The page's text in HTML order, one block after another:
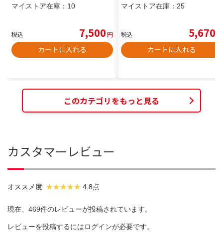
マイストア在庫： 10
税込 7,500円
カートに入れる
マイストア在庫： 25
税込 5,670
カートに入れる
このカテゴリをもっと見る
カスタマーレビュー
オススメ度 4.8点
現在、469件のレビューが投稿されています。
レビューを投稿するにはログインが必要です。